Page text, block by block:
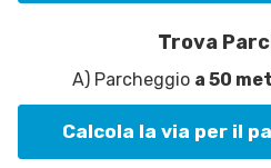
Trova
A) Parcheggio a 50
Calcola la via per il